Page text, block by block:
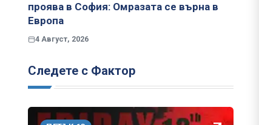
проява в София: Омразата се върна в
Европа
4 Август, 2026
Следете с Фактор